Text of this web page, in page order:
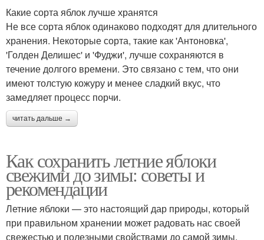
Какие сорта яблок лучше хранятся
Не все сорта яблок одинаково подходят для длительного
хранения. Некоторые сорта, такие как 'Антоновка',
'Голден Делишес' и 'Фуджи', лучше сохраняются в
течение долгого времени. Это связано с тем, что они
имеют толстую кожуру и менее сладкий вкус, что
замедляет процесс порчи.
читать дальше →
Как сохранить летние яблоки
свежими до зимы: советы и
рекомендации
Летние яблоки — это настоящий дар природы, который
при правильном хранении может радовать нас своей
свежестью и полезными свойствами до самой зимы.